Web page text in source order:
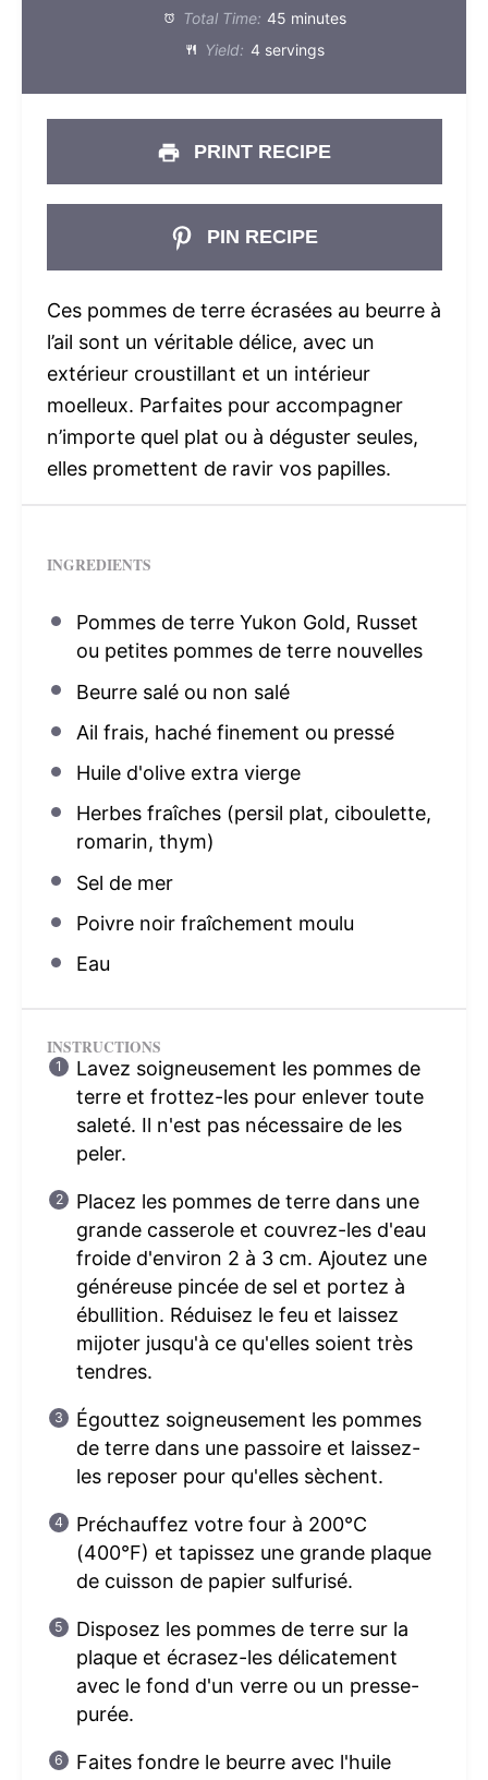
Total Time: 45 minutes
Yield: 4 servings
PRINT RECIPE
PIN RECIPE
Ces pommes de terre écrasées au beurre à
l’ail sont un véritable délice, avec un
extérieur croustillant et un intérieur
moelleux. Parfaites pour accompagner
n’importe quel plat ou à déguster seules,
elles promettent de ravir vos papilles.
INGREDIENTS
Pommes de terre Yukon Gold, Russet
ou petites pommes de terre nouvelles
Beurre salé ou non salé
Ail frais, haché finement ou pressé
Huile d'olive extra vierge
Herbes fraîches (persil plat, ciboulette,
romarin, thym)
Sel de mer
Poivre noir fraîchement moulu
Eau
INSTRUCTIONS
Lavez soigneusement les pommes de
terre et frottez-les pour enlever toute
saleté. Il n'est pas nécessaire de les
peler.
Placez les pommes de terre dans une
grande casserole et couvrez-les d'eau
froide d'environ 2 à 3 cm. Ajoutez une
généreuse pincée de sel et portez à
ébullition. Réduisez le feu et laissez
mijoter jusqu'à ce qu'elles soient très
tendres.
Égouttez soigneusement les pommes
de terre dans une passoire et laissez-
les reposer pour qu'elles sèchent.
Préchauffez votre four à 200°C
(400°F) et tapissez une grande plaque
de cuisson de papier sulfurisé.
Disposez les pommes de terre sur la
plaque et écrasez-les délicatement
avec le fond d'un verre ou un presse-
purée.
Faites fondre le beurre avec l'huile